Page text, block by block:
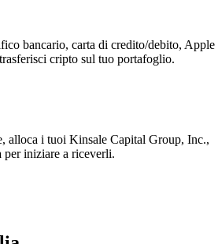
bancario, carta di credito/debito, Apple
cripto sul tuo portafoglio.
alloca i tuoi Kinsale Capital Group, Inc.,
per iniziare a riceverli.